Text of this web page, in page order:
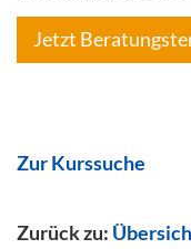
Jetzt
Zur Kurssuche
Zurück zu: